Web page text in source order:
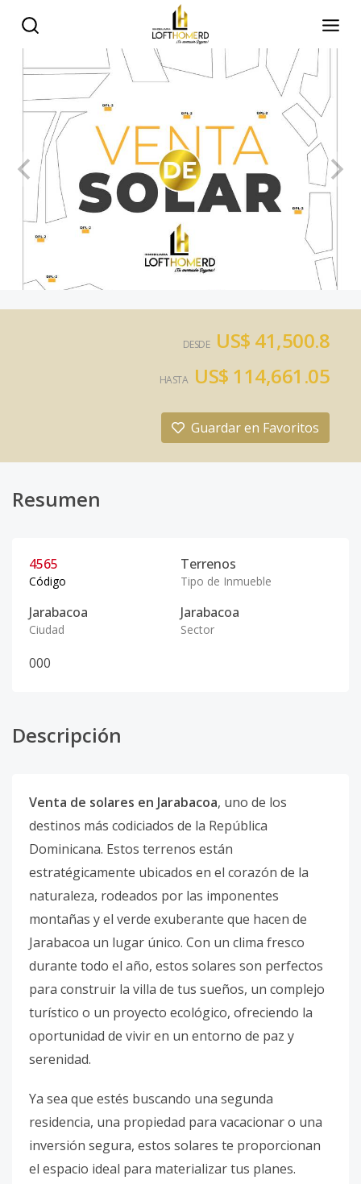
DESDE US$ 41,500.8
HASTA US$ 114,661.05
Guardar en Favoritos
Resumen
4565
Código
Terrenos
Tipo de Inmueble
Jarabacoa
Ciudad
Jarabacoa
Sector
000
Descripción
Venta de solares en Jarabacoa, uno de los
destinos más codiciados de la República
Dominicana. Estos terrenos están
estratégicamente ubicados en el corazón de la
naturaleza, rodeados por las imponentes
montañas y el verde exuberante que hacen de
Jarabacoa un lugar único. Con un clima fresco
durante todo el año, estos solares son perfectos
para construir la villa de tus sueños, un complejo
turístico o un proyecto ecológico, ofreciendo la
oportunidad de vivir en un entorno de paz y
serenidad.
Ya sea que estés buscando una segunda
residencia, una propiedad para vacacionar o una
inversión segura, estos solares te proporcionan
el espacio ideal para materializar tus planes.